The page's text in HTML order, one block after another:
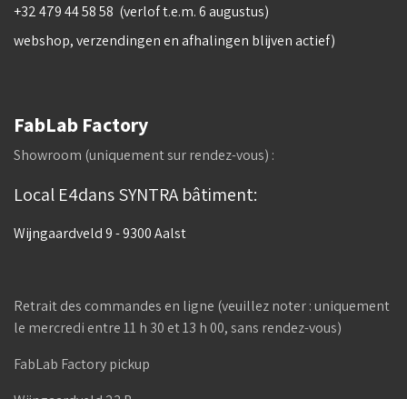
+32 479 44 58 58 (verlof t.e.m. 6 augustus)
webshop, verzendingen en afhalingen blijven actief)
FabLab Factory
Showroom (uniquement sur rendez-vous) :
Local E4dans SYNTRA bâtiment:
Wijngaardveld 9 - 9300 Aalst
Retrait des commandes en ligne (veuillez noter : uniquement
le mercredi entre 11 h 30 et 13 h 00, sans rendez-vous)
FabLab Factory pickup